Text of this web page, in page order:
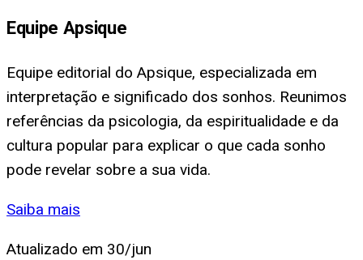
Equipe Apsique
Equipe editorial do Apsique, especializada em
interpretação e significado dos sonhos. Reunimos
referências da psicologia, da espiritualidade e da
cultura popular para explicar o que cada sonho
pode revelar sobre a sua vida.
Saiba mais
Atualizado em 30/jun